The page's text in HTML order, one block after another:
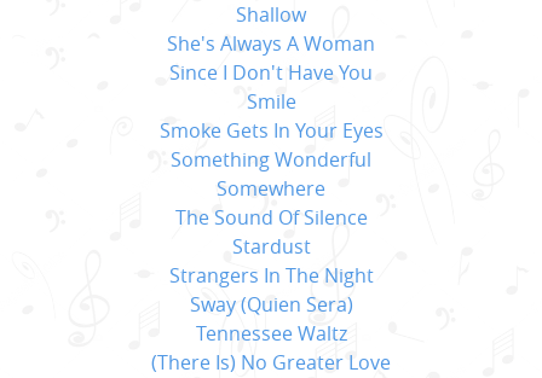
Shallow
She's Always A Woman
Since I Don't Have You
Smile
Smoke Gets In Your Eyes
Something Wonderful
Somewhere
The Sound Of Silence
Stardust
Strangers In The Night
Sway (Quien Sera)
Tennessee Waltz
(There Is) No Greater Love